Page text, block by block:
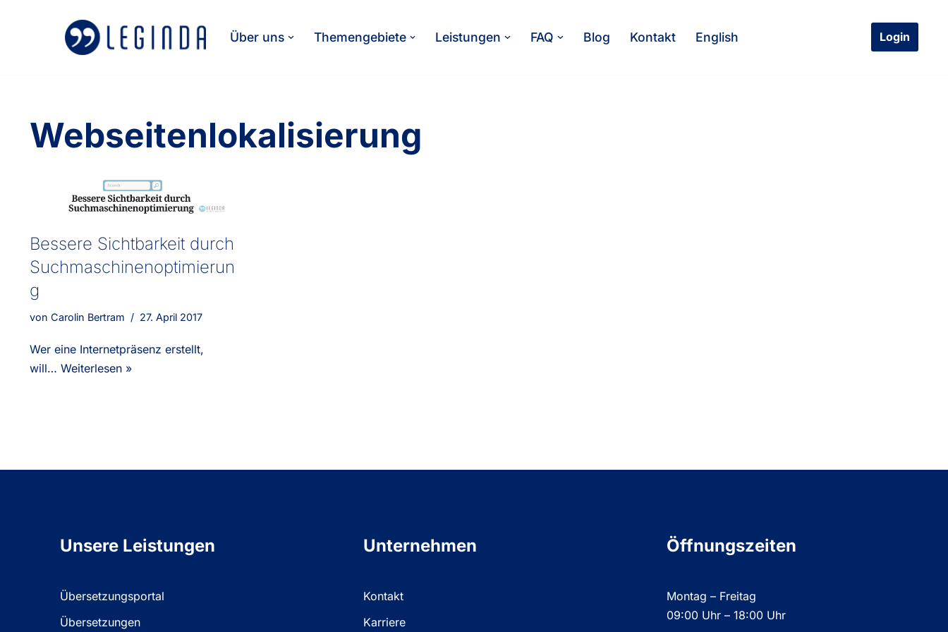
Über uns Themengebiete Leistungen FAQ Blog Kontakt English Login
Webseitenlokalisierung
Bessere Sichtbarkeit durch
Suchmaschinenoptimierun
g
von Carolin Bertram 27. April 2017
Wer eine Internetpräsenz erstellt,
will… Weiterlesen »
Unsere Leistungen
Übersetzungsportal
Übersetzungen
Unternehmen
Kontakt
Karriere
Öffnungszeiten
Montag – Freitag
09:00 Uhr – 18:00 Uhr